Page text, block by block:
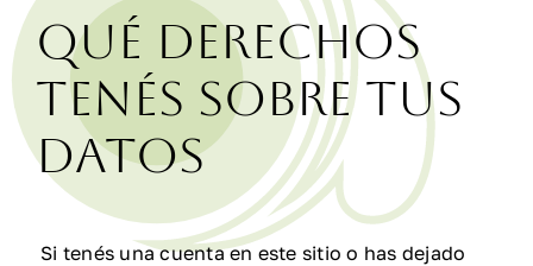
Qué derechos
tenés sobre tus
datos
Si tenés una cuenta en este sitio o has dejado